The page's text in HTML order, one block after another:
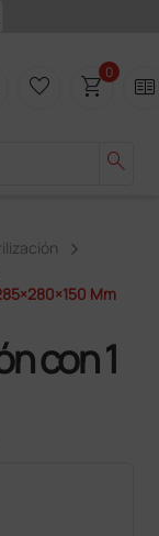
search
favorite_border shopping_cart0 two_pager
Mm
con 1